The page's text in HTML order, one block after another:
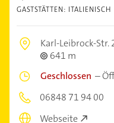
GASTSTÄTTEN: ITALIENISCH
Karl-Leibrock-Str.
641 m
Geschlossen –
06848 71 94 00
Webseite